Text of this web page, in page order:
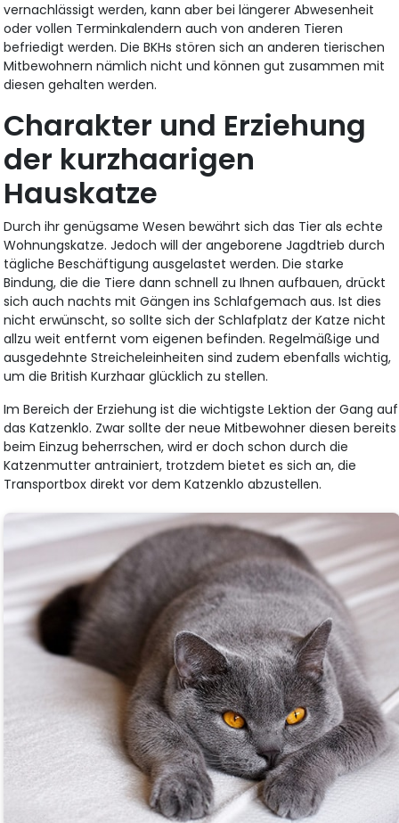
vernachlässigt werden, kann aber bei längerer Abwesenheit
oder vollen Terminkalendern auch von anderen Tieren
befriedigt werden. Die BKHs stören sich an anderen tierischen
Mitbewohnern nämlich nicht und können gut zusammen mit
diesen gehalten werden.
Charakter und Erziehung
der kurzhaarigen
Hauskatze
Durch ihr genügsame Wesen bewährt sich das Tier als echte
Wohnungskatze. Jedoch will der angeborene Jagdtrieb durch
tägliche Beschäftigung ausgelastet werden. Die starke
Bindung, die die Tiere dann schnell zu Ihnen aufbauen, drückt
sich auch nachts mit Gängen ins Schlafgemach aus. Ist dies
nicht erwünscht, so sollte sich der Schlafplatz der Katze nicht
allzu weit entfernt vom eigenen befinden. Regelmäßige und
ausgedehnte Streicheleinheiten sind zudem ebenfalls wichtig,
um die British Kurzhaar glücklich zu stellen.
Im Bereich der Erziehung ist die wichtigste Lektion der Gang auf
das Katzenklo. Zwar sollte der neue Mitbewohner diesen bereits
beim Einzug beherrschen, wird er doch schon durch die
Katzenmutter antrainiert, trotzdem bietet es sich an, die
Transportbox direkt vor dem Katzenklo abzustellen.